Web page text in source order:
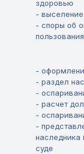
здоровью
- выселение
- споры об
-
- раздел
-
- расчет
-
-
наследника
суде